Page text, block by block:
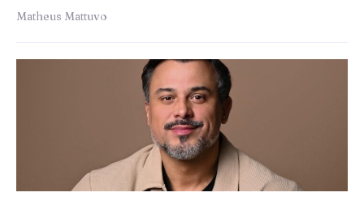
Matheus Mattuvo